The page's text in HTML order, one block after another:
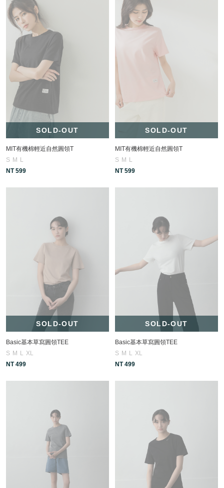
SOLD-OUT
MIT有機棉輕近自然圓領T
S M
L
NT 599
SOLD-OUT
MIT有機棉輕近自然圓領T
S M
L
NT 599
SOLD-OUT
Basic基本草寫圓領TEE
S M L XL
NT 499
SOLD-OUT
Basic基本草寫圓領TEE
S M L XL
NT 499